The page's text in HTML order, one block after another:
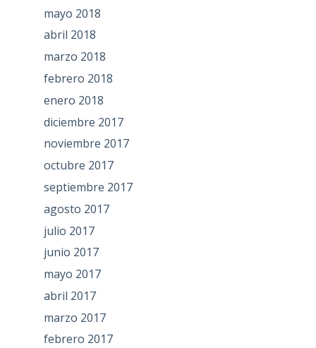
mayo 2018
abril 2018
marzo 2018
febrero 2018
enero 2018
diciembre 2017
noviembre 2017
octubre 2017
septiembre 2017
agosto 2017
julio 2017
junio 2017
mayo 2017
abril 2017
marzo 2017
febrero 2017